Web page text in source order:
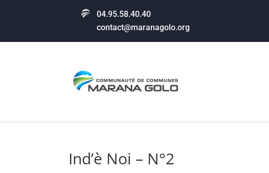
04.95.58.40.40
contact@maranagolo.org
Ind’è Noi – N°2